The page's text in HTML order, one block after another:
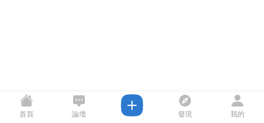
首頁 論壇 發現 我的